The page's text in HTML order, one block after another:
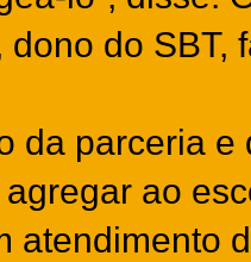
dono do SBT,
da parceria e
ao
atendimento